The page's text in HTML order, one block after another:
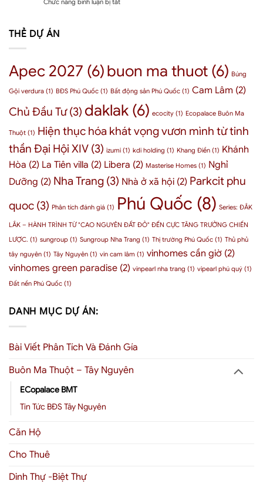
đến
BMT
như
nào?
bất
Dưỡng
Sự
thầm
nhưng
quyền
lực
3
số
nội
chứng
hội
tư
Quốc
doanh
2026
THẺ DỰ ÁN
Apec 2027 (6)buon ma thuot (6) Búng
Gội verdura (1) BĐS Phú Quốc (1) Bất động sản Phú Quốc (1) Cam Lâm (2)
Chủ Đầu Tư(3) daklak (6) ecocity (1) Ecopalace Buôn Ma
Thuột (1) Hiện thục hóa khát vọng vươn mình từ tinh
thần Đại Hội XIV (3) izumi (1) kdi holding (1) Khang Điền (1) Khánh
Hòa (2) La Tiên villa (2) Libera (2) Masterise Homes (1) Nghỉ
Dưỡng (2) Nha Trang (3) Nhà ở xã hội (2) Parkcit phu
quoc (3) Phân tích đánh giá (1) Phú Quốc (8) Series: ĐẮK
LẮK – HÀNH TRÌNH TỪ "CAO NGUYÊN ĐẤT ĐỎ" ĐẾN CỰC TĂNG TRƯỞNG CHIẾN
LƯỢC. (1) sungroup (1) Sungroup Nha Trang (1) Thị trường Phú Quốc (1) Thủ phủ
tây nguyên (1) Tây Nguyên (1) vin cam lâm (1) vinhomes cần giờ (2)
vinhomes green paradise (2) vinpearl nha trang (1) vipearl phú quý (1)
Đất nền Phú Quốc (1)
DANH MỤC DỰ ÁN:
Bài Viết Phân Tích Và Đánh Gía
Buôn Ma Thuột – Tây Nguyên
ECopalace BMT
Tin Tức BĐS Tây Nguyên
Căn Hộ
Cho Thuê
Dinh Thự -Biệt Thự